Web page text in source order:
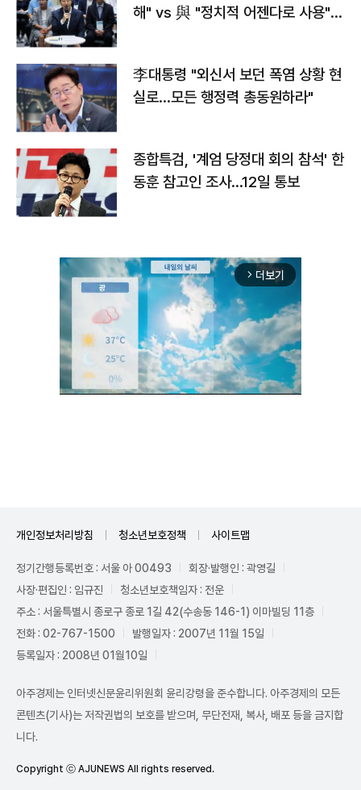
해" vs 與 "정치적 어젠다로 사용"
李대통령 "외신서 보던 폭염 상황 현
실로…모든 행정력 총동원하라"
종합특검, '계엄 당정대 회의 참석' 한
동훈 참고인 조사...12일 통보
arrow_forward_ios 더보기
개인정보처리방침 청소년보호정책 사이트맵
정기간행등록번호 : 서울 아 00493
회장·발행인 : 곽영길
사장·편집인 : 임규진
청소년보호책임자 : 전운
주소 : 서울특별시 종로구 종로 1길 42(수송동 146-1) 이마빌딩 11층
전화 : 02-767-1500
발행일자 : 2007년 11월 15일
등록일자 : 2008년 01월10일
아주경제는 인터넷신문윤리위원회 윤리강령을 준수합니다. 아주경제의 모든
콘텐츠(기사)는 저작권법의 보호를 받으며, 무단전재, 복사, 배포 등을 금지합
니다.
Copyright ⓒ AJUNEWS All rights reserved.